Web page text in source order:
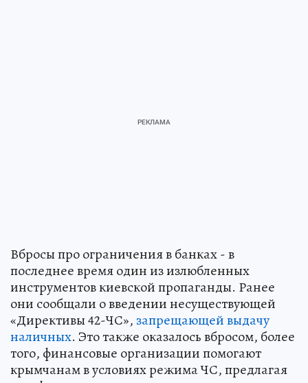
Вбросы про ограничения в банках - в
последнее время один из излюбленных
инструментов киевской пропаганды. Ранее
они сообщали о введении несуществующей
«Директивы 42-ЧС», запрещающей выдачу
наличных. Это также оказалось вбросом, более
того, финансовые организации помогают
крымчанам в условиях режима ЧС, предлагая